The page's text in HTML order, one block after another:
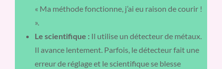
« Ma méthode fonctionne, j’ai eu raison de courir !
».
Le scientifique : Il utilise un détecteur de métaux.
Il avance lentement. Parfois, le détecteur fait une
erreur de réglage et le scientifique se blesse